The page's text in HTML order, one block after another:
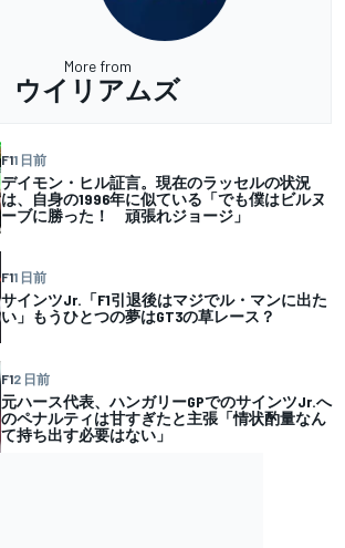
More from
ウイリアムズ
F11 日前
デイモン・ヒル証言。現在のラッセルの状況
は、自身の1996年に似ている「でも僕はビルヌ
ーブに勝った！ 頑張れジョージ」
F11 日前
サインツJr.「F1引退後はマジでル・マンに出た
い」もうひとつの夢はGT3の草レース？
F12 日前
元ハース代表、ハンガリーGPでのサインツJr.へ
のペナルティは甘すぎたと主張「情状酌量なん
て持ち出す必要はない」